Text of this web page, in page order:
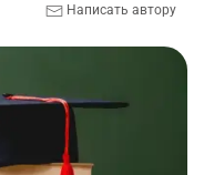
Написать автору